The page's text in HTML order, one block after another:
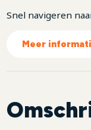
Snel navigeren
Meer